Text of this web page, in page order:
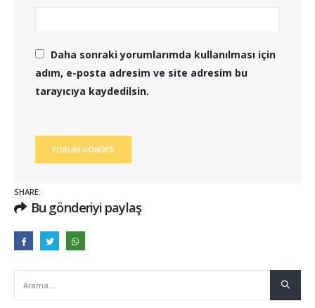
Daha sonraki yorumlarımda kullanılması için
adım, e-posta adresim ve site adresim bu
tarayıcıya kaydedilsin.
SHARE:
Bu gönderiyi paylaş